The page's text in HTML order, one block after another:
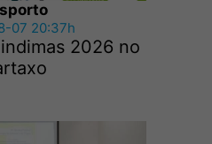
07 20:37h
2026 no